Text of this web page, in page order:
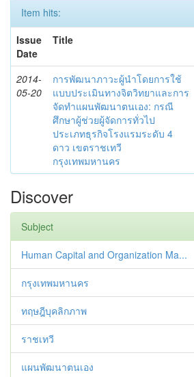
Item hits:
Issue
Date
Title
2014-
05-20
การพัฒนาภาวะผู้นำโดยการใช้
แบบประเมินทางจิตวิทยาและการ
จัดทำแผนพัฒนาตนเอง: กรณี
ศึกษาผู้ช่วยผู้จัดการทั่วไป
ประเภทธุรกิจโรงแรมระดับ 4
ดาว เขตราชเทวี
กรุงเทพมหานคร
Discover
Subject
Human Capital and Organization Ma...
กรุงเทพมหานคร
ทฤษฎีบุคลิกภาพ
ราชเทวี
แผนพัฒนาตนเอง